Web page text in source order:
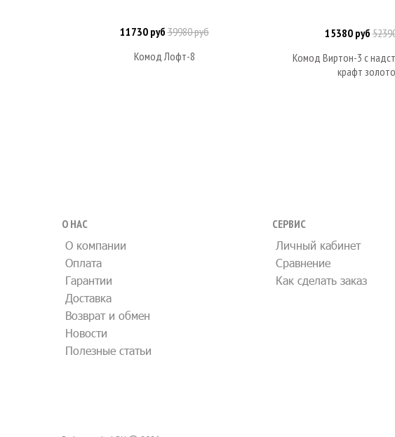
В корзину
11730 руб39980 руб
Комод Лофт-8
В корзину
15380 руб
Комод Виртон-3 с
крафт
О НАС
О компании
Оплата
Гарантии
Доставка
Возврат и обмен
Новости
Полезные статьи
СЕРВИС
Личный кабинет
Сравнение
Как сделать заказ